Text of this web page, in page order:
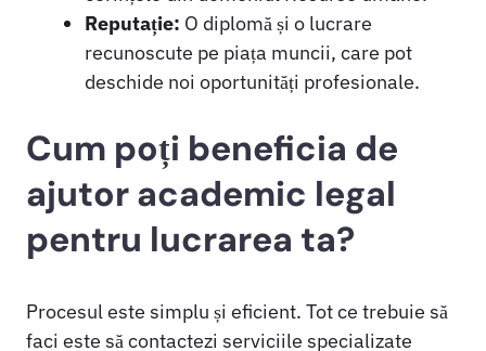
Reputație: O diplomă și o lucrare
recunoscute pe piața muncii, care pot
deschide noi oportunități profesionale.
Cum poți beneficia de
ajutor academic legal
pentru lucrarea ta?
Procesul este simplu și eficient. Tot ce trebuie să
faci este să contactezi serviciile specializate